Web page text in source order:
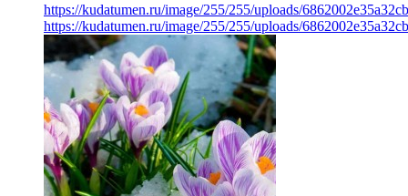
https://kudatumen.ru/image/255/255/uploads/
https://kudatumen.ru/image/255/255/uploads/